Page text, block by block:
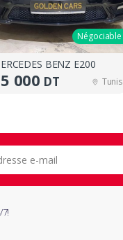
Négociable
BENZ E200
000 DT Tunis
e-mail